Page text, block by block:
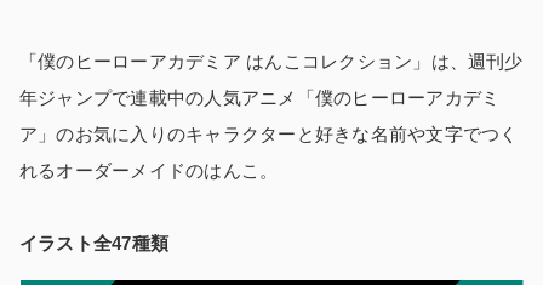
「僕のヒーローアカデミア はんこコレクション」は、週刊少
年ジャンプで連載中の人気アニメ「僕のヒーローアカデミ
ア」のお気に入りのキャラクターと好きな名前や文字でつく
れるオーダーメイドのはんこ。
イラスト全47種類